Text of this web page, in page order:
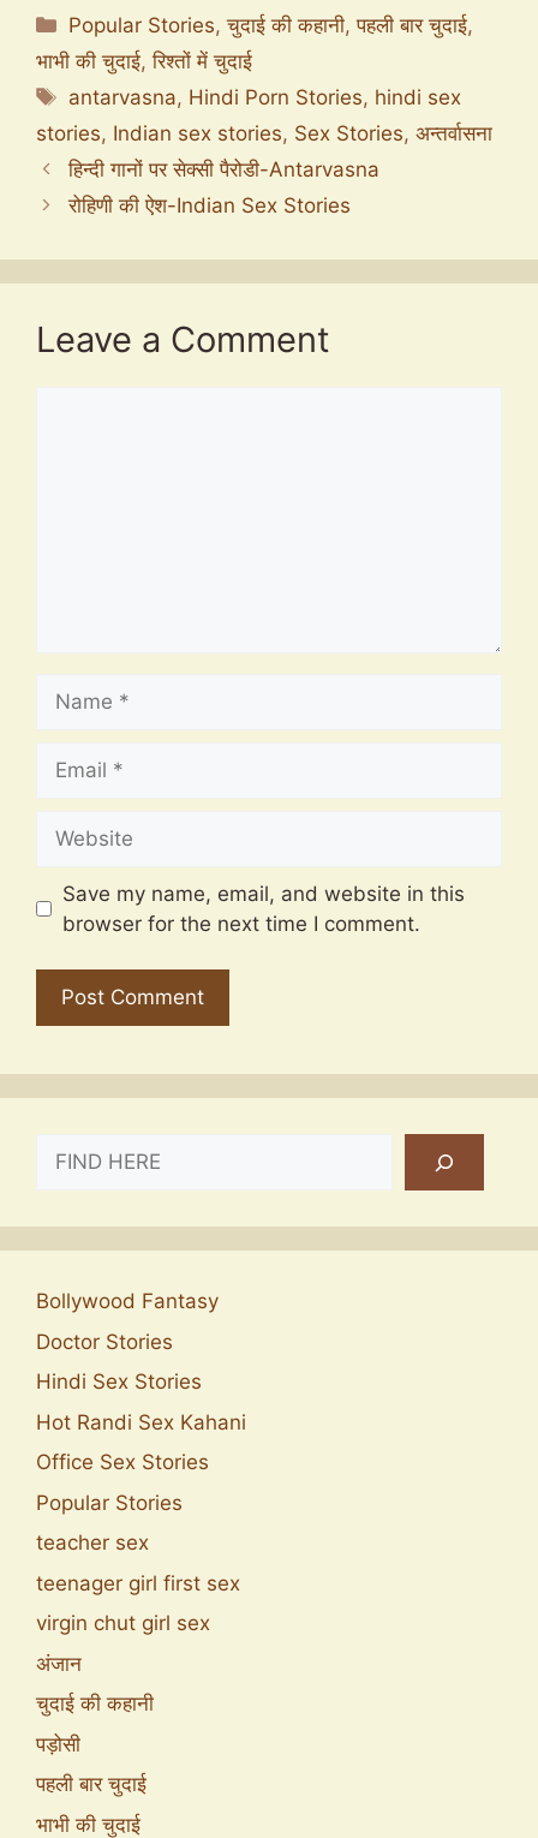
Categories
Popular Stories,चुदाई की कहानी,पहली बार चुदाई,
भाभी की चुदाई,रिश्तों में चुदाई
Tags
antarvasna, Hindi Porn Stories, hindi sex
stories, Indian sex stories, Sex Stories, अन्तर्वासना
हिन्दी गानों पर सेक्सी पैरोडी-Antarvasna
रोहिणी की ऐश-Indian Sex Stories
Leave a Comment
Save my name, email, and website in this
browser for the next time I comment.
SEARCH
Bollywood Fantasy
Doctor Stories
Hindi Sex Stories
Hot Randi Sex Kahani
Office Sex Stories
Popular Stories
teacher sex
teenager girl first sex
virgin chut girl sex
अंजान
चुदाई की कहानी
पड़ोसी
पहली बार चुदाई
भाभी की चुदाई